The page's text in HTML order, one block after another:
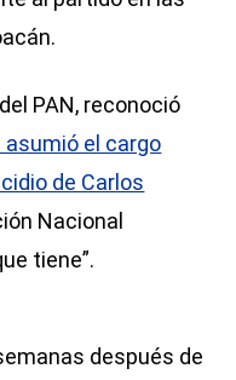
PAN, reconoció
asumió el cargo
de Carlos
Nacional
tiene”.
después de